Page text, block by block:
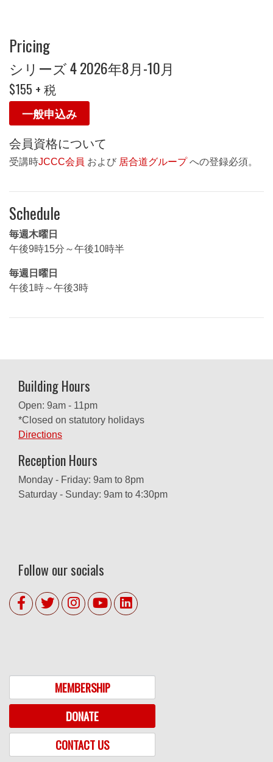
Pricing
シリーズ 4 2026年8月-10月
$155 + 税
一般申込み
会員資格について
受講時JCCC会員 および 居合道グループ への登録必須。
Schedule
毎週木曜日
午後9時15分～午後10時半
毎週日曜日
午後1時～午後3時
Building Hours
Open: 9am - 11pm
*Closed on statutory holidays
Directions
Reception Hours
Monday - Friday: 9am to 8pm
Saturday - Sunday: 9am to 4:30pm
Follow our socials
MEMBERSHIP
DONATE
CONTACT US